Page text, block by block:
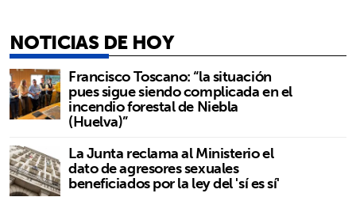
NOTICIAS DE HOY
Francisco Toscano: “la situación
pues sigue siendo complicada en el
incendio forestal de Niebla
(Huelva)”
La Junta reclama al Ministerio el
dato de agresores sexuales
beneficiados por la ley del 'sí es sí'